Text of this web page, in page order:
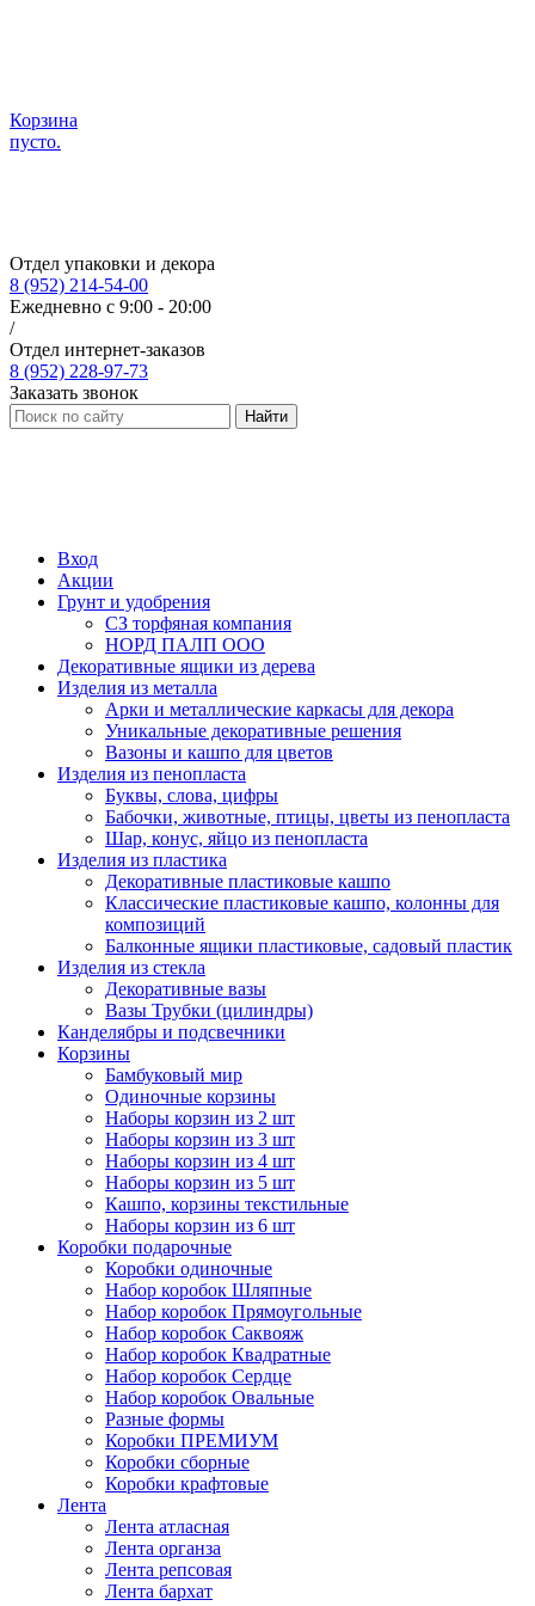
Корзина
пусто.
Отдел упаковки и декора
8 (952) 214-54-00
Ежедневно с 9:00 - 20:00
/
Отдел интернет-заказов
8 (952) 228-97-73
Заказать звонок
Найти
Вход
Акции
Грунт и удобрения
СЗ торфяная компания
НОРД ПАЛП ООО
Декоративные ящики из дерева
Изделия из металла
Арки и металлические каркасы для декора
Уникальные декоративные решения
Вазоны и кашпо для цветов
Изделия из пенопласта
Буквы, слова, цифры
Бабочки, животные, птицы, цветы из пенопласта
Шар, конус, яйцо из пенопласта
Изделия из пластика
Декоративные пластиковые кашпо
Классические пластиковые кашпо, колонны для
композиций
Балконные ящики пластиковые, садовый пластик
Изделия из стекла
Декоративные вазы
Вазы Трубки (цилиндры)
Канделябры и подсвечники
Корзины
Бамбуковый мир
Одиночные корзины
Наборы корзин из 2 шт
Наборы корзин из 3 шт
Наборы корзин из 4 шт
Наборы корзин из 5 шт
Кашпо, корзины текстильные
Наборы корзин из 6 шт
Коробки подарочные
Коробки одиночные
Набор коробок Шляпные
Набор коробок Прямоугольные
Набор коробок Саквояж
Набор коробок Квадратные
Набор коробок Сердце
Набор коробок Овальные
Разные формы
Коробки ПРЕМИУМ
Коробки сборные
Коробки крафтовые
Лента
Лента атласная
Лента органза
Лента репсовая
Лента бархат